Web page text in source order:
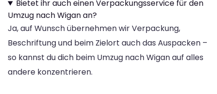
Bietet ihr auch einen Verpackungsservice für den
Umzug nach Wigan an?
Ja, auf Wunsch übernehmen wir Verpackung,
Beschriftung und beim Zielort auch das Auspacken –
so kannst du dich beim Umzug nach Wigan auf alles
andere konzentrieren.